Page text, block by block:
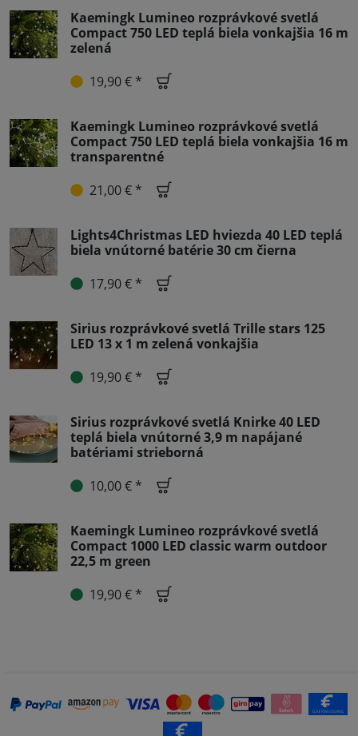
Kaemingk Lumineo rozprávkové svetlá
Compact 750 LED teplá biela vonkajšia 16 m
zelená
19,90 € *
Kaemingk Lumineo rozprávkové svetlá
Compact 750 LED teplá biela vonkajšia 16 m
transparentné
21,00 € *
Lights4Christmas LED hviezda 40 LED teplá
biela vnútorné batérie 30 cm čierna
17,90 € *
Sirius rozprávkové svetlá Trille stars 125
LED 13 x 1 m zelená vonkajšia
19,90 € *
Sirius rozprávkové svetlá Knirke 40 LED
teplá biela vnútorné 3,9 m napájané
batériami strieborná
10,00 € *
Kaemingk Lumineo rozprávkové svetlá
Compact 1000 LED classic warm outdoor
22,5 m green
19,90 € *